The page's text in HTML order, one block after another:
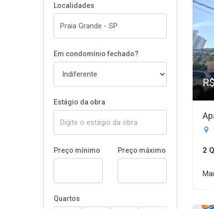
Localidades
Em condomínio fechado?
Estágio da obra
Preço mínimo Preço máximo
Quartos
2